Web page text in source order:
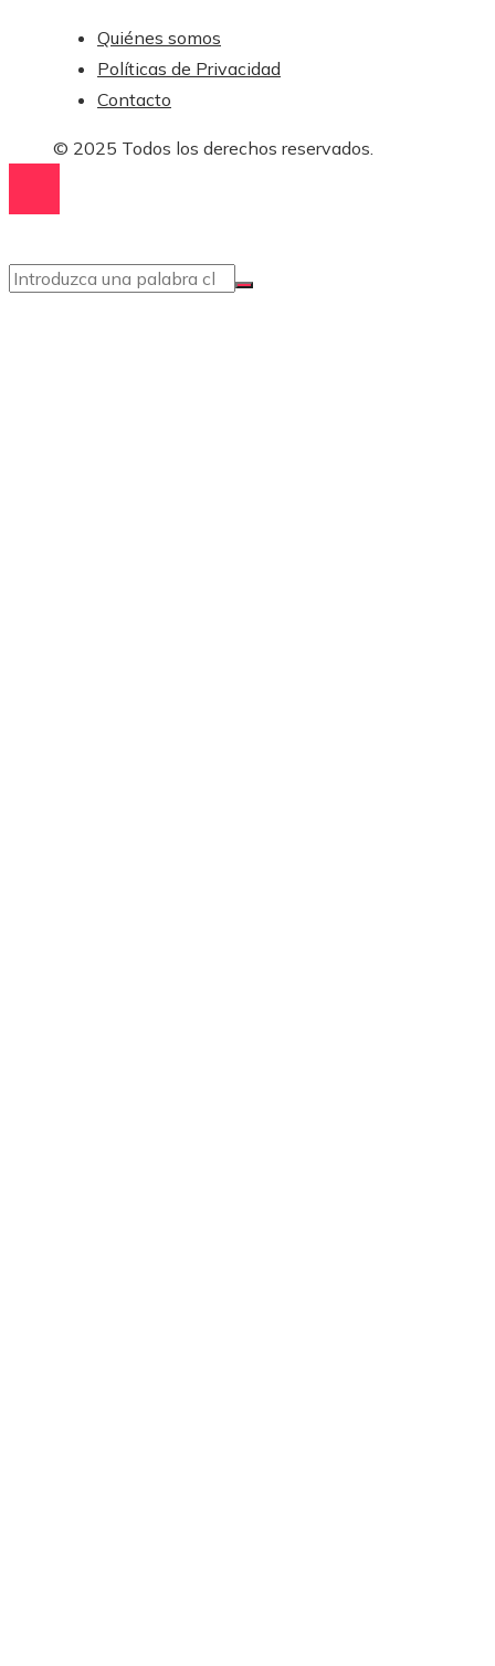
Quiénes somos
Políticas de Privacidad
Contacto
© 2025 Todos los derechos reservados.